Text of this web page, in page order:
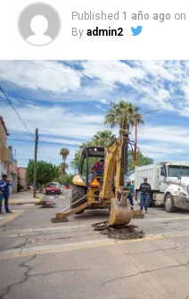
Published 1 año ago on
By admin2